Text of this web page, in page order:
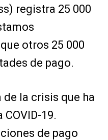
registra 25 000
otros 25 000
de pago.
la crisis que ha
19.
de pago